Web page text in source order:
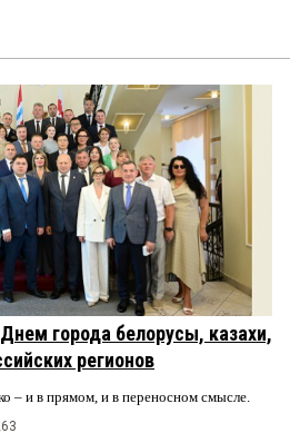
города белорусы, казахи,
регионов
– и в прямом, и в переносном смысле.